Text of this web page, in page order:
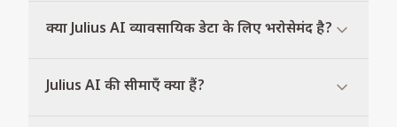
क्या Julius AI व्यावसायिक डेटा के लिए भरोसेमंद है?
Julius AI की सीमाएँ क्या हैं?